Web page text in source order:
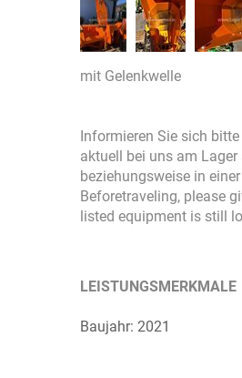
mit Gelenkwelle
Informieren Sie sich
aktuell bei uns am
beziehungsweise in
Beforetraveling, please
listed equipment is still
LEISTUNGSMERKMALE
Baujahr: 2021